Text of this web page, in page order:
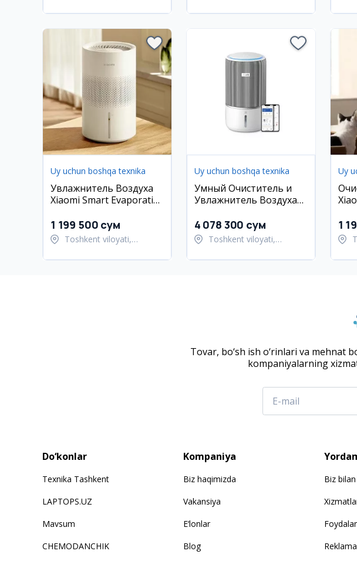
Uy uchun boshqa texnika
Увлажнитель Воздуха
Xiaomi Smart Evaporative
1 199 500 сум
Toshkent viloyati,
Uy uchun boshqa texnika
Умный Очиститель и
Увлажнитель Воздуха
м²
4 078 300 сум
Toshkent viloyati,
Uy
1
Tovar, bo‘sh ish o‘rinlari va mehnat
kompaniyalarning
Do‘konlar
Texnika Tashkent
LAPTOPS.UZ
Mavsum
CHEMODANCHIK
Kompaniya
Biz haqimizda
Vakansiya
E‘lonlar
Blog
Biz
Reklama